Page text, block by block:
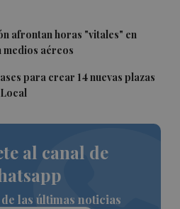
afrontan horas "vitales" en
aéreos
para crear 14 nuevas plazas
al canal de
las últimas noticias